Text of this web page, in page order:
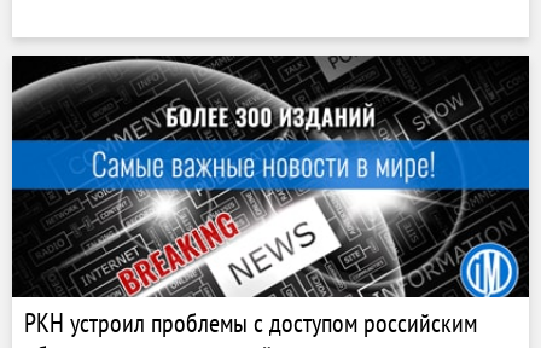
РКН устроил проблемы с доступом российским